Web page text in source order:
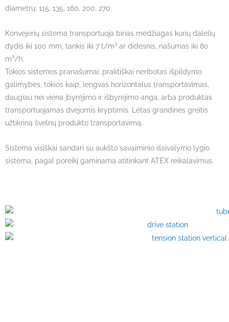
diametrų: 115, 135, 160, 200, 270.
Konvejerių sistema transportuoja birias medžiagas kurių dalelių
dydis iki 100 mm, tankis iki 7 t/m³ ar didesnis, našumas iki 80
m³/h.
Tokios sistemos pranašumai: praktiškai neribotas išpildymo
galimybės, tokios kaip, lengvas horizontalus transportavimas,
daugiau nei viena įbyrėjimo ir išbyrėjimo anga, arba produktas
transportuojamas dvejomis kryptimis. Lėtas grandinės greitis
užtikriną švelnų produkto transportavimą.
Sistema visiškai sandari su aukšto savaiminio išsivalymo lygio
sistema, pagal poreikį gaminama atitinkant ATEX reikalavimus.